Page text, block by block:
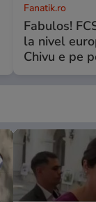
Fanatik.ro
Fabulos!
la nivel
Chivu e pe